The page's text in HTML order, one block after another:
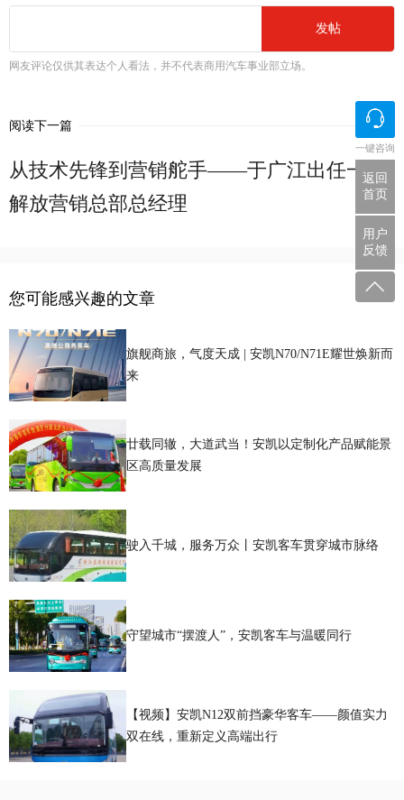
发帖
网友评论仅供其表达个人看法，并不代表商用汽车事业部立场。
阅读下一篇
从技术先锋到营销舵手——于广江出任一汽
解放营销总部总经理
您可能感兴趣的文章
旗舰商旅，气度天成 | 安凯N70/N71E耀世焕新而
来
廿载同辙，大道武当！安凯以定制化产品赋能景
区高质量发展
驶入千城，服务万众丨安凯客车贯穿城市脉络
守望城市“摆渡人”，安凯客车与温暖同行
【视频】安凯N12双前挡豪华客车——颜值实力
双在线，重新定义高端出行
一键咨询
返回
首页
用户
反馈